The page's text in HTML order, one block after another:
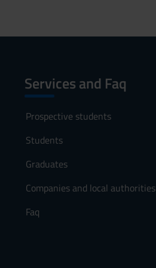
Services and Faq
Prospective students
Students
Graduates
Companies and local authorities
Faq